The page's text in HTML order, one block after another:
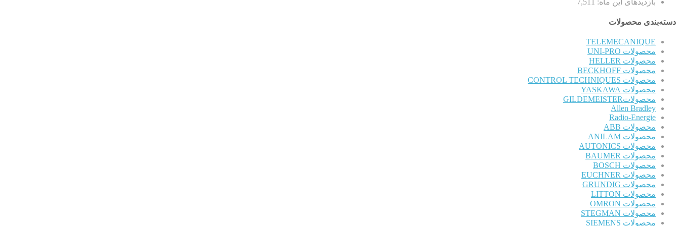
دسته‌بندی محصولات
TELEMECANIQUE
محصولات UNI-PRO
محصولات HELLER
محصولات BECKHOFF
محصولات CONTROL TECHNIQUES
محصولات YASKAWA
محصولاتGILDEMEISTER
Allen Bradley
Radio-Energie
محصولات ABB
محصولات ANILAM
محصولات AUTONICS
محصولات BAUMER
محصولات BOSCH
محصولات EUCHNER
محصولات GRUNDIG
محصولات LITTON
محصولات OMRON
محصولات STEGMAN
محصولات SIEMENS